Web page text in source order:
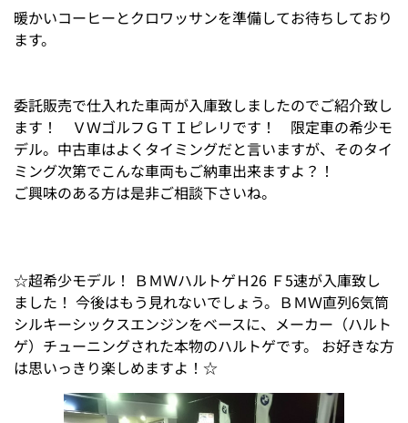
暖かいコーヒーとクロワッサンを準備してお待ちしており
ます。
委託販売で仕入れた車両が入庫致しましたのでご紹介致し
ます！ ＶＷゴルフＧＴＩピレリです！ 限定車の希少モ
デル。中古車はよくタイミングだと言いますが、そのタイ
ミング次第でこんな車両もご納車出来ますよ？！
ご興味のある方は是非ご相談下さいね。
☆超希少モデル！ ＢＭＷハルトゲＨ26 Ｆ5速が入庫致し
ました！ 今後はもう見れないでしょう。ＢＭＷ直列6気筒
シルキーシックスエンジンをベースに、メーカー（ハルト
ゲ）チューニングされた本物のハルトゲです。 お好きな方
は思いっきり楽しめますよ！☆